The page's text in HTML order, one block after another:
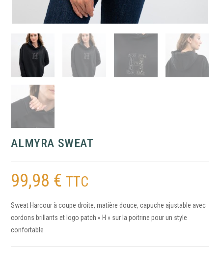
ALMYRA SWEAT
99,98 € TTC
Sweat Harcour à coupe droite, matière douce, capuche ajustable avec
cordons brillants et logo patch « H » sur la poitrine pour un style
confortable